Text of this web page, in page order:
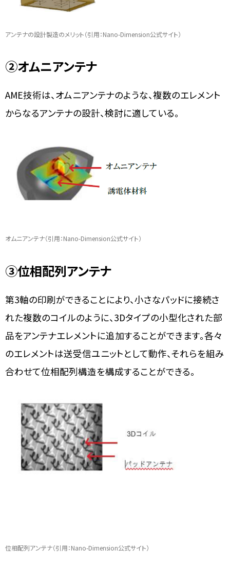
アンテナの設計製造のメリット（引用：Nano-Dimension公式サイト）
②オムニアンテナ
AME技術は、オムニアンテナのような、複数のエレメント
からなるアンテナの設計、検討に適している。
オムニアンテナ（引用：Nano-Dimension公式サイト）
③位相配列アンテナ
第3軸の印刷ができることにより、小さなパッドに接続さ
れた複数のコイルのように、3Dタイプの小型化された部
品をアンテナエレメントに追加することができます。各々
のエレメントは送受信ユニットとして動作、それらを組み
合わせて位相配列構造を構成することができる。
位相配列アンテナ（引用：Nano-Dimension公式サイト）